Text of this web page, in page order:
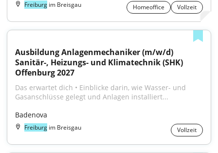
Freiburg im Breisgau Homeoffice Vollzeit
Ausbildung Anlagenmechaniker (m/w/d)
Sanitär-, Heizungs- und Klimatechnik (SHK)
Offenburg 2027
Das erwartet dich • Einblicke darin, wie Wasser- und
Gasanschlüsse gelegt und Anlagen installiert...
Badenova
Freiburg im Breisgau Vollzeit